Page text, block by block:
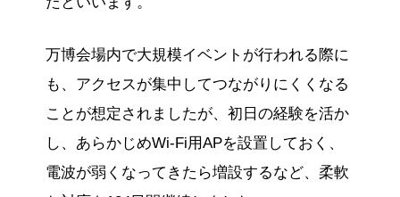
万博会場内で大規模イベントが行われる際に
も、アクセスが集中してつながりにくくなる
ことが想定されましたが、初日の経験を活か
し、あらかじめWi-Fi用APを設置しておく、
電波が弱くなってきたら増設するなど、柔軟